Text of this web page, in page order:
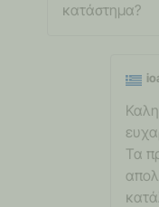
κατάστημα?
Τα